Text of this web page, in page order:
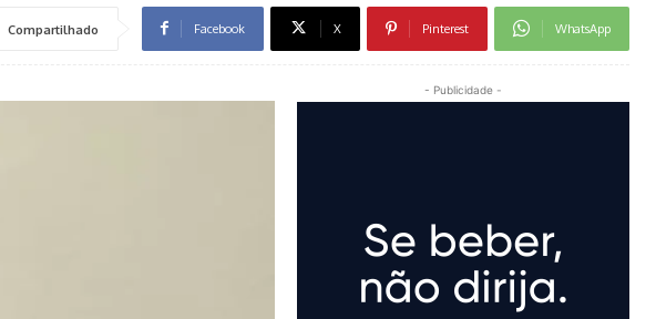
Compartilhado Facebook X Pinterest WhatsApp
- Publicidade -